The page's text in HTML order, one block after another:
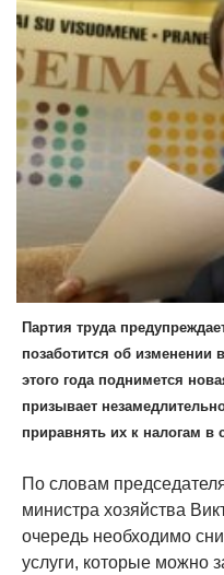
Партия труда
позаботится об изменении
этого года поднимется
призывает
приравнять их к налогам в
По словам
министра хозяйства
очередь необходимо
услуги, которые можно